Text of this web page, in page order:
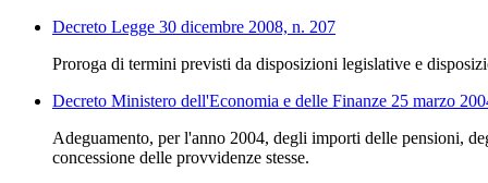
Decreto Legge 30 dicembre 2008, n. 207
Proroga di termini previsti da disposizioni legislative e
Decreto Ministero dell'Economia e delle Finanze 25 marzo
Adeguamento, per l'anno 2004, degli importi delle pensioni,
concessione delle provvidenze stesse.